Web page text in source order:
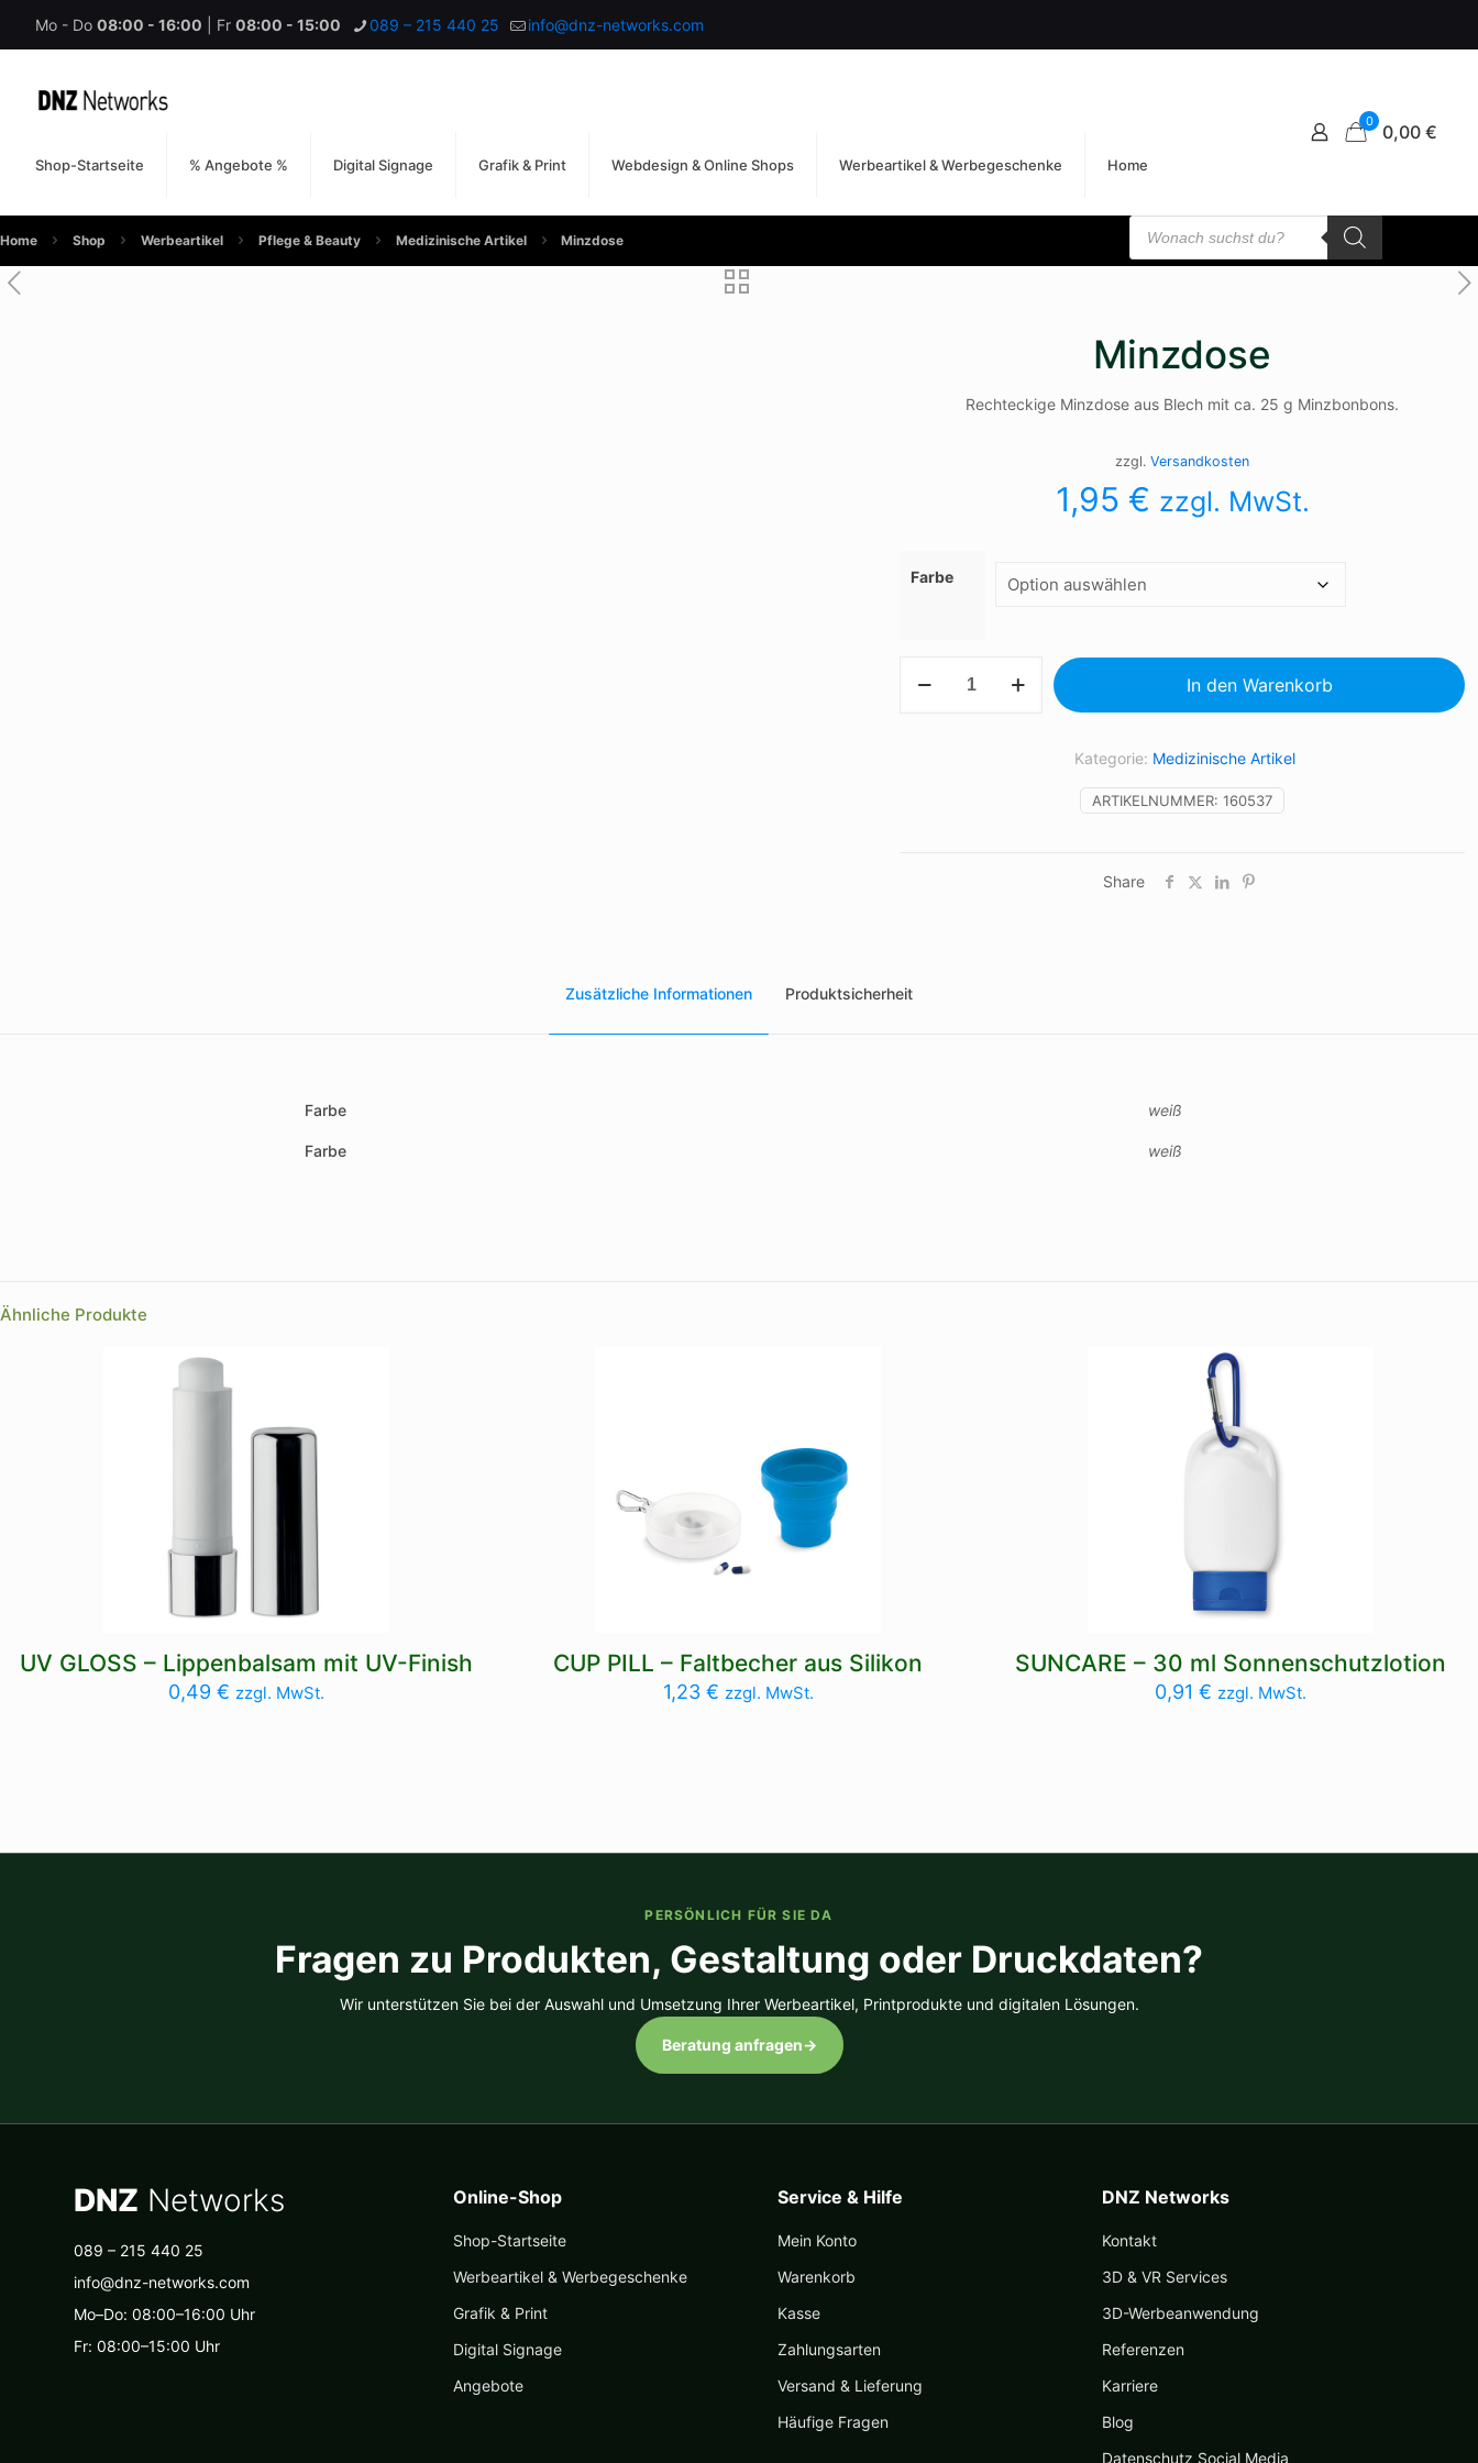
Mo - Do 08:00 - 16:00 | Fr 08:00 - 15:00 089 – 215 440 25 info@dnz-networks.com
Shop-Startseite % Angebote % Digital Signage Grafik & Print Webdesign & Online Shops Werbeartikel & Werbegeschenke Home
0 0,00 €
Home Shop Werbeartikel Pflege & Beauty Medizinische Artikel Minzdose
Products
search
Minzdose
Rechteckige Minzdose aus Blech mit ca. 25 g Minzbonbons.
zzgl.Versandkosten
1,95 € zzgl. MwSt.
Farbe
Menge
In den Warenkorb
ARTIKELNUMMER:160537
Kategorie: Medizinische Artikel
Share
Zusätzliche Informationen Produktsicherheit
Farbe weiß
Farbe weiß
Ähnliche Produkte
UV GLOSS – Lippenbalsam mit UV-Finish
0,49 € zzgl. MwSt.
CUP PILL – Faltbecher aus Silikon
1,23 € zzgl. MwSt.
SUNCARE – 30 ml Sonnenschutzlotion
0,91 € zzgl. MwSt.
PERSÖNLICH FÜR SIE DA
Fragen zu Produkten, Gestaltung oder Druckdaten?
Wir unterstützen Sie bei der Auswahl und Umsetzung Ihrer Werbeartikel, Printprodukte und digitalen Lösungen.
Beratung anfragen→
DNZ Networks
089 – 215 440 25
info@dnz-networks.com
Mo–Do: 08:00–16:00 Uhr
Fr: 08:00–15:00 Uhr
Online-Shop
Shop-Startseite
Werbeartikel & Werbegeschenke
Grafik & Print
Digital Signage
Angebote
Service & Hilfe
Mein Konto
Warenkorb
Kasse
Zahlungsarten
Versand & Lieferung
Häufige Fragen
DNZ Networks
Kontakt
3D & VR Services
3D-Werbeanwendung
Referenzen
Karriere
Blog
Datenschutz Social Media